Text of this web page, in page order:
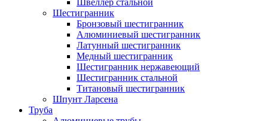
Швеллер стальной
Шестигранник
Бронзовый шестигранник
Алюминиевый шестигранник
Латунный шестигранник
Медный шестигранник
Шестигранник нержавеющий
Шестигранник стальной
Титановый шестигранник
Шпунт Ларсена
Труба